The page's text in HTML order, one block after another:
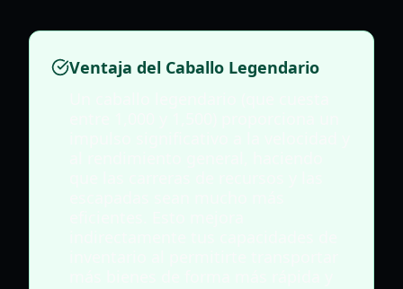
Ventaja del Caballo Legendario